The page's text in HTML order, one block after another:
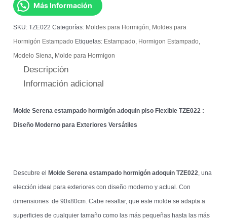
Más Información
SKU:TZE022 Categorías: Moldes para Hormigón Moldes para
Hormigón Estampado Etiquetas: Estampado Hormigon Estampado
Modelo Siena Molde para Hormigon
Descripción
Información adicional
Molde Serena estampado hormigón adoquin piso Flexible TZE022 :
Diseño Moderno para Exteriores Versátiles
Descubre elMolde Serena estampado hormigón adoquin TZE022 , una
elección ideal para exteriores con diseño moderno y actual. Con
dimensiones de 90x80cm. Cabe resaltar, que este molde se adapta a
superficies de cualquier tamaño como las más pequeñas hasta las más